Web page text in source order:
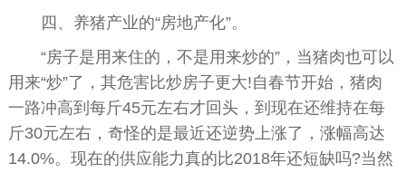
四、养猪产业的“房地产化”。
“房子是用来住的，不是用来炒的”，当猪肉也可以
用来“炒”了，其危害比炒房子更大!自春节开始，猪肉
一路冲高到每斤45元左右才回头，到现在还维持在每
斤30元左右，奇怪的是最近还逆势上涨了，涨幅高达
14.0%。现在的供应能力真的比2018年还短缺吗?当然